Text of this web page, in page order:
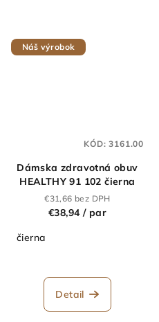
Náš výrobok
Dámska zdravotná obuv
HEALTHY 91 102 čierna
€31,66 bez DPH
€38,94 / par
čierna
Detail
KÓD:3161.00